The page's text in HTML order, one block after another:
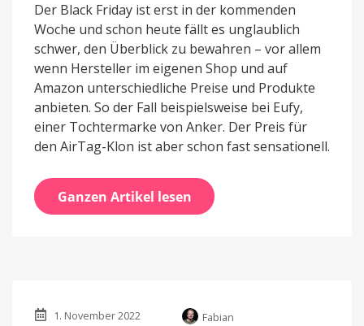
Der Black Friday ist erst in der kommenden
Woche und schon heute fällt es unglaublich
schwer, den Überblick zu bewahren – vor allem
wenn Hersteller im eigenen Shop und auf
Amazon unterschiedliche Preise und Produkte
anbieten. So der Fall beispielsweise bei Eufy,
einer Tochtermarke von Anker. Der Preis für
den AirTag-Klon ist aber schon fast sensationell.
Ganzen Artikel lesen
1. November 2022
Fabian